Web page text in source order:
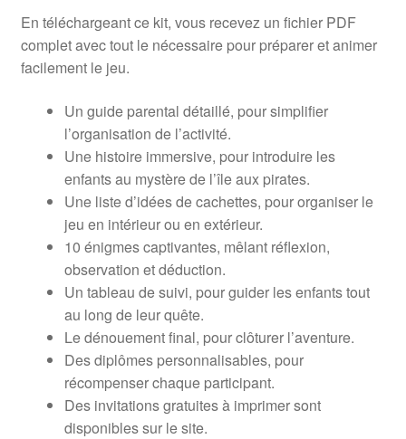
En téléchargeant ce kit, vous recevez un fichier PDF
complet avec tout le nécessaire pour préparer et animer
facilement le jeu.
Un guide parental détaillé, pour simplifier
l’organisation de l’activité.
Une histoire immersive, pour introduire les
enfants au mystère de l’île aux pirates.
Une liste d’idées de cachettes, pour organiser le
jeu en intérieur ou en extérieur.
10 énigmes captivantes, mêlant réflexion,
observation et déduction.
Un tableau de suivi, pour guider les enfants tout
au long de leur quête.
Le dénouement final, pour clôturer l’aventure.
Des diplômes personnalisables, pour
récompenser chaque participant.
Des invitations gratuites à imprimer sont
disponibles sur le site.